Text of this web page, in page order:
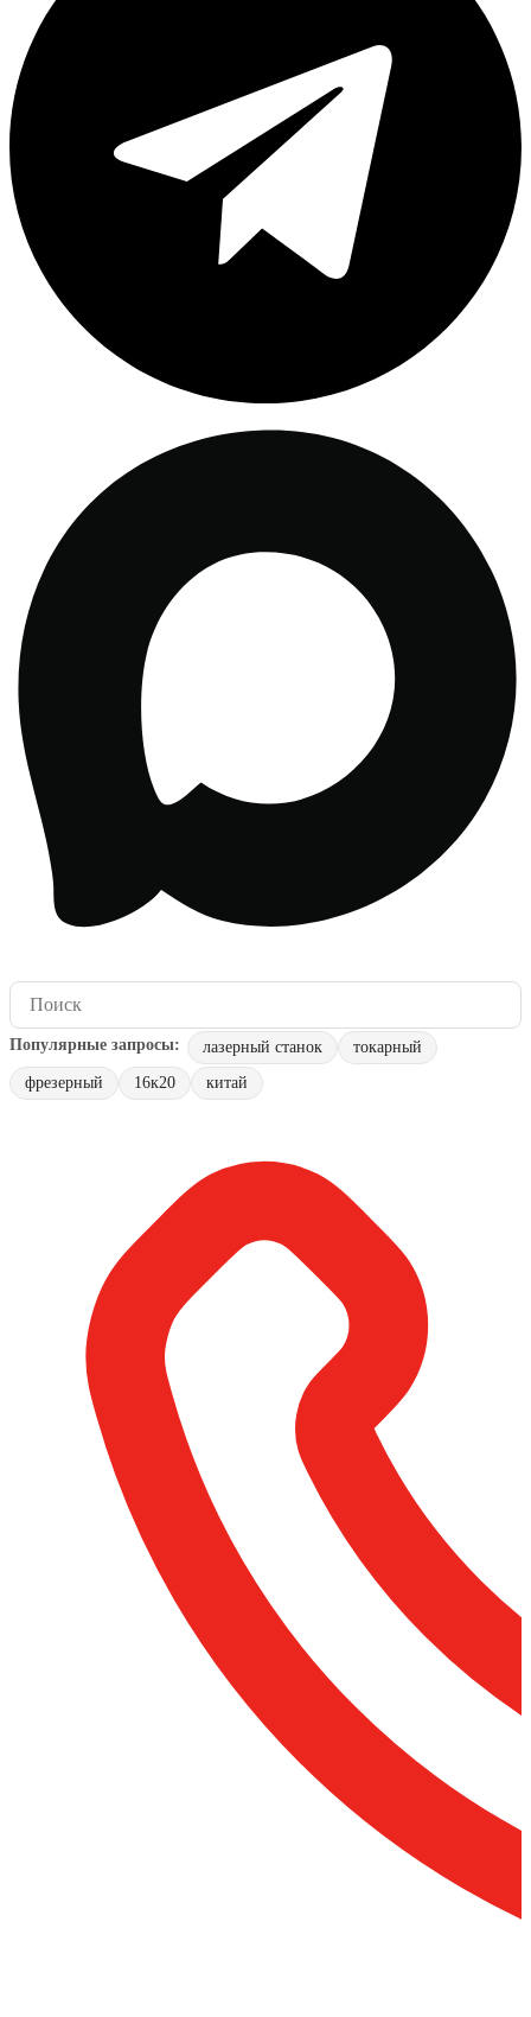
лазерный станок
токарный
фрезерный
16к20 китай